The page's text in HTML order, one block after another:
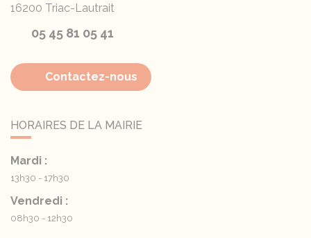
16200 Triac-Lautrait
05 45 81 05 41
Contactez-nous
HORAIRES DE LA MAIRIE
Mardi :
13h30 - 17h30
Vendredi :
08h30 - 12h30